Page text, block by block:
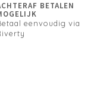
BETALEN
eenvoudig via